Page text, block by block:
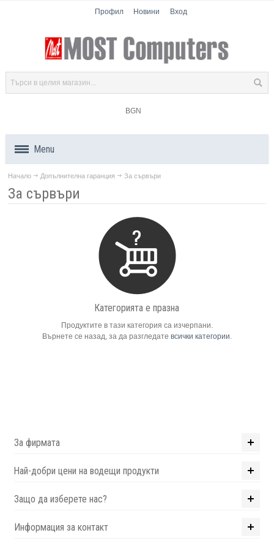
Профил Новини Вход
BGN
Menu
Продукти
Смартфони
Начало Допълнителна гаранция За сървъри
За сървъри
Категорията е празна
Продуктите в тази категория са изчерпани.
Върнете се назад, за да разгледате всички категории.
За фирмата
Най-добри цени на водещи продукти
Защо да изберете нас?
Информация за контакт